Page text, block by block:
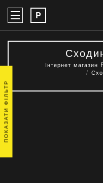
P
Інтернет магазин
ПОКАЗАТИ ФІЛЬТР